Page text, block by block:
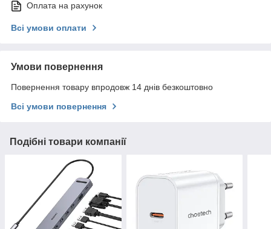
Оплата на рахунок
Всі умови оплати
Умови повернення
Повернення товару впродовж 14 днів безкоштовно
Всі умови повернення
Подібні товари компанії